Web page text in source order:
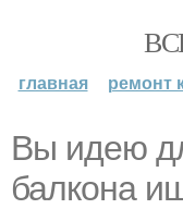
главная ремонт
Вы идею
балкона